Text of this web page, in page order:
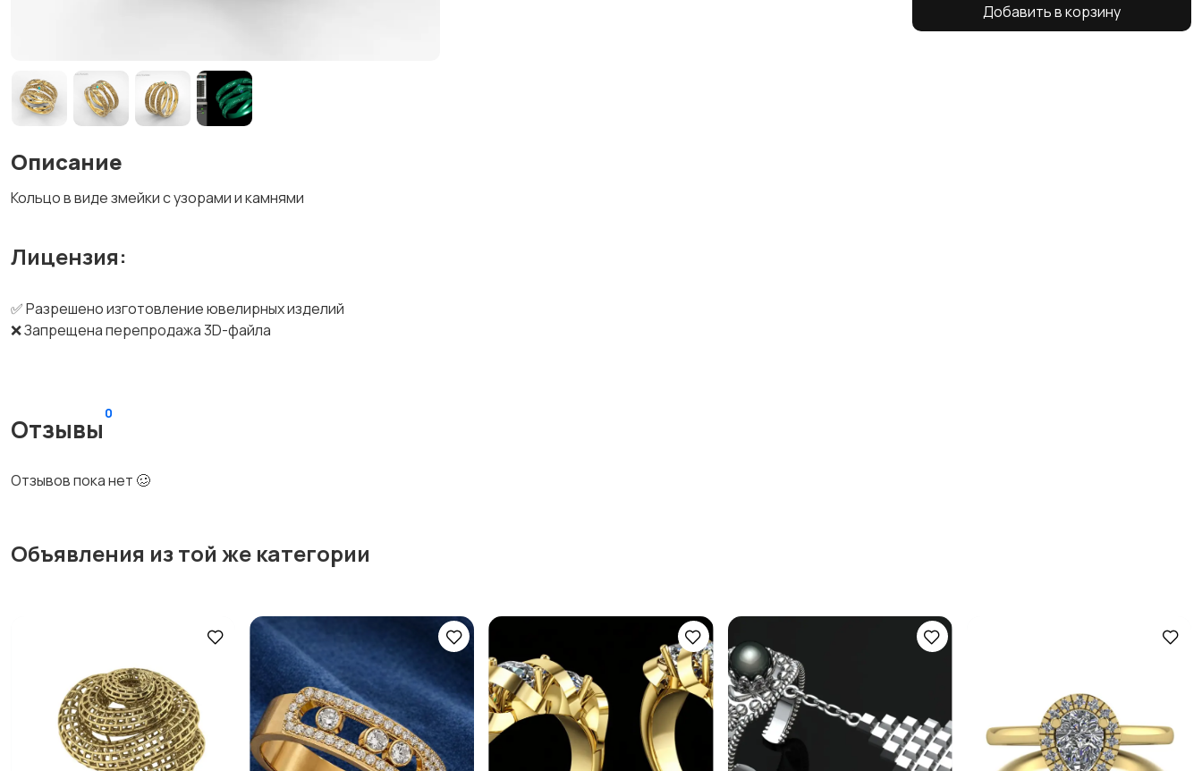
Описание
Кольцо в виде змейки с узорами и камнями
Лицензия:
✅ Разрешено изготовление ювелирных изделий
❌ Запрещена перепродажа 3D-файла
Отзывы
0
Отзывов пока нет 🥴
Добавить в корзину
Объявления из той же категории